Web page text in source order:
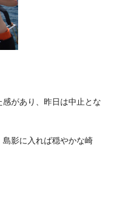
があり、昨日は中止とな
影に入れば穏やかな崎